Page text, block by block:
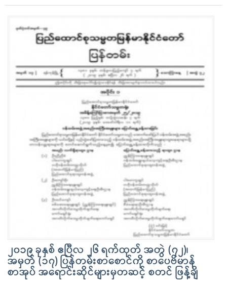
၂၀၁၉ ခုနှစ် ဧပြီလ ၂၆ ရက်ထုတ် အတွဲ (၇၂)၊
အမှတ် (၁၇) ပြန်တမ်းစာစောင်ကို စာပေဗိမာန်
စာအုပ် အရောင်းဆိုင်များမှတဆင့် စတင် ဖြန့်ချိ